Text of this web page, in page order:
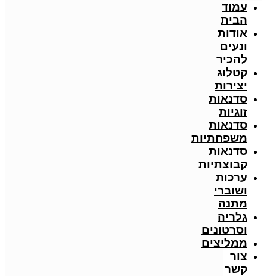
עמוד
הבית
אודות
ונעים
להכיר
קטלוג
יצירות
סדנאות
זוגיות
סדנאות
משפחתיות
סדנאות
קבוצתיות
ערכות
ושוברי
מתנה
גלריה
וסרטונים
ממליצים
צור
קשר